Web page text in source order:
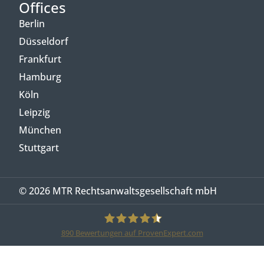
Offices
Berlin
Düsseldorf
Frankfurt
Hamburg
Köln
Leipzig
München
Stuttgart
© 2026 MTR Rechtsanwaltsgesellschaft mbH
890Bewertungen auf ProvenExpert.com